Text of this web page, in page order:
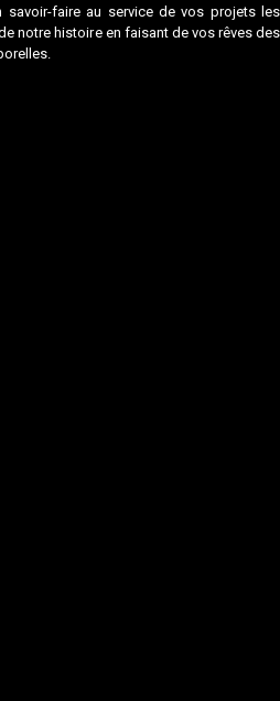
savoir-faire au service de vos projets les
notre histoire en faisant de vos rêves des